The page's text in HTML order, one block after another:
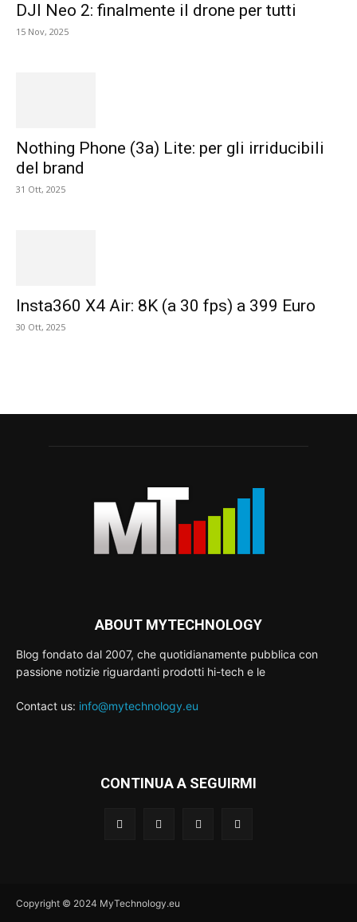
DJI Neo 2: finalmente il drone per tutti
15 Nov, 2025
Nothing Phone (3a) Lite: per gli irriducibili
del brand
31 Ott, 2025
Insta360 X4 Air: 8K (a 30 fps) a 399 Euro
30 Ott, 2025
ABOUT MYTECHNOLOGY
Blog fondato dal 2007, che quotidianamente pubblica con
passione notizie riguardanti prodotti hi-tech e le
Contact us: info@mytechnology.eu
CONTINUA A SEGUIRMI
Copyright © 2024 MyTechnology.eu